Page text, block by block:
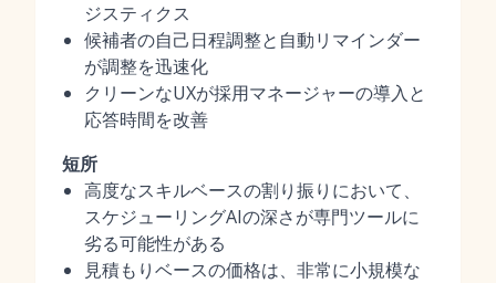
ジスティクス
候補者の自己日程調整と自動リマインダー
が調整を迅速化
クリーンなUXが採用マネージャーの導入と
応答時間を改善
短所
高度なスキルベースの割り振りにおいて、
スケジューリングAIの深さが専門ツールに
劣る可能性がある
見積もりベースの価格は、非常に小規模な